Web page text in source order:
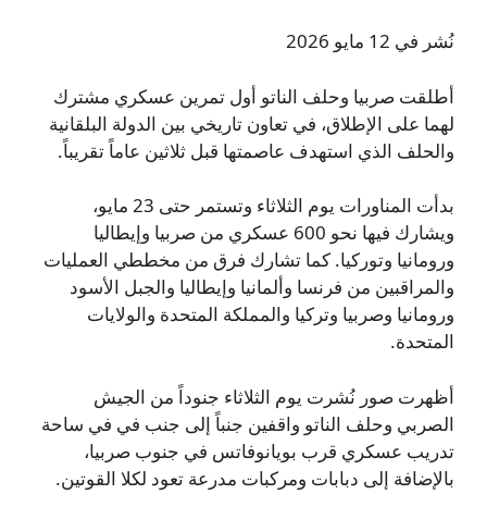
نُشر في 12 مايو 2026
أطلقت صربيا وحلف الناتو أول تمرين عسكري مشترك
لهما على الإطلاق، في تعاون تاريخي بين الدولة البلقانية
والحلف الذي استهدف عاصمتها قبل ثلاثين عاماً تقريباً.
بدأت المناورات يوم الثلاثاء وتستمر حتى 23 مايو،
ويشارك فيها نحو 600 عسكري من صربيا وإيطاليا
ورومانيا وتوركيا. كما تشارك فرق من مخططي العمليات
والمراقبين من فرنسا وألمانيا وإيطاليا والجبل الأسود
ورومانيا وصربيا وتركيا والمملكة المتحدة والولايات
المتحدة.
أظهرت صور نُشرت يوم الثلاثاء جنوداً من الجيش
الصربي وحلف الناتو واقفين جنباً إلى جنب في في ساحة
تدريب عسكري قرب بويانوفاتس في جنوب صربيا،
بالإضافة إلى دبابات ومركبات مدرعة تعود لكلا القوتين.